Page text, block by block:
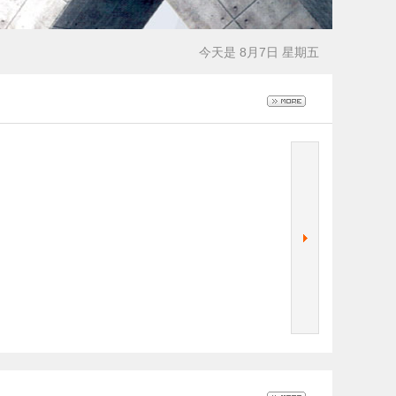
今天是 8月7日 星期五